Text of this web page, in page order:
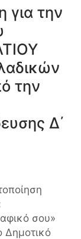
για την
την
Δ΄
σου»
Δημοτικό